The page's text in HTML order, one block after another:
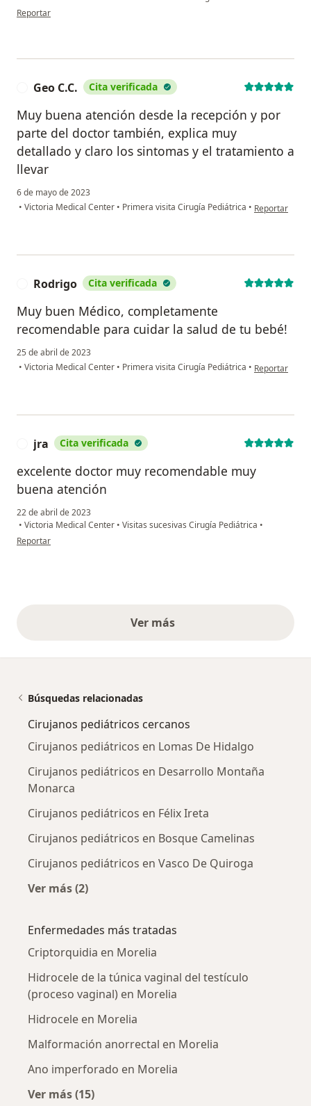
en opinión del usuario Marisol
Reportar
Geo C.C. Cita verificada
Muy buena atención desde la recepción y por
parte del doctor también, explica muy
detallado y claro los sintomas y el tratamiento a
llevar
6 de mayo de 2023
• Victoria Medical Center • Primera visita Cirugía Pediátrica • en opinión del
Reportar
Rodrigo Cita verificada
Muy buen Médico, completamente
recomendable para cuidar la salud de tu bebé!
25 de abril de 2023
• Victoria Medical Center • Primera visita Cirugía Pediátrica • en opinión del
Reportar
jra Cita verificada
excelente doctor muy recomendable muy
buena atención
22 de abril de 2023
• Victoria Medical Center • Visitas sucesivas Cirugía Pediátrica •
en opinión del usuario jra
Reportar
Ver másopiniones anteriores
Búsquedas relacionadas
Cirujanos pediátricos cercanos
Cirujanos pediátricos en Lomas De Hidalgo
Cirujanos pediátricos en Desarrollo Montaña
Monarca
Cirujanos pediátricos en Félix Ireta
Cirujanos pediátricos en Bosque Camelinas
Cirujanos pediátricos en Vasco De Quiroga
Ver más (2)
Enfermedades más tratadas
Criptorquidia en Morelia
Hidrocele de la túnica vaginal del testículo
(proceso vaginal) en Morelia
Hidrocele en Morelia
Malformación anorrectal en Morelia
Ano imperforado en Morelia
Ver más (15)